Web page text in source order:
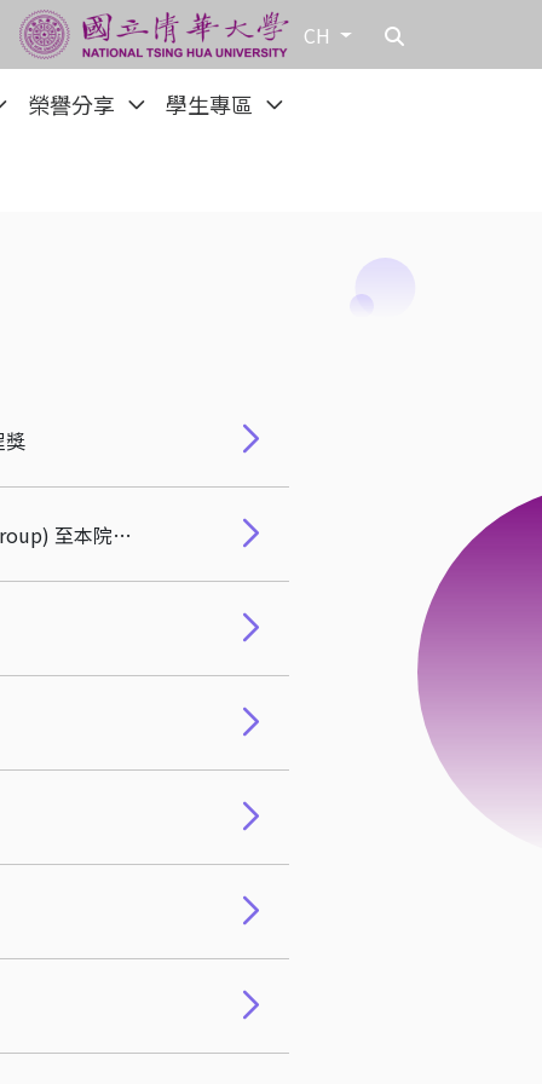
CH
榮譽分享 學生專區
獎
114年12月19日深化國際交流｜亞利桑那州立大學 (Arizona State MBA Global Learning Group) 至本院訪學交流